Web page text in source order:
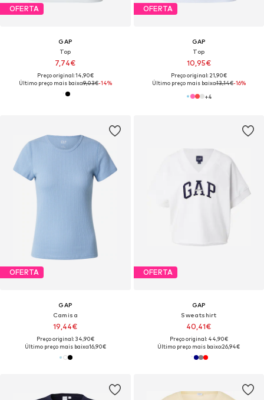
OFERTA
GAP
Top
7,74€
Preço original: 14,90€
Último preço mais baixo:9,03€-14%
OFERTA
GAP
Top
10,95€
Preço original: 21,90€
Último preço mais baixo:13,14€-16%
+4
OFERTA
GAP
Camisa
19,44€
Preço original: 34,90€
Último preço mais baixo:16,90€
OFERTA
GAP
Sweatshirt
40,41€
Preço original: 44,90€
Último preço mais baixo:26,94€